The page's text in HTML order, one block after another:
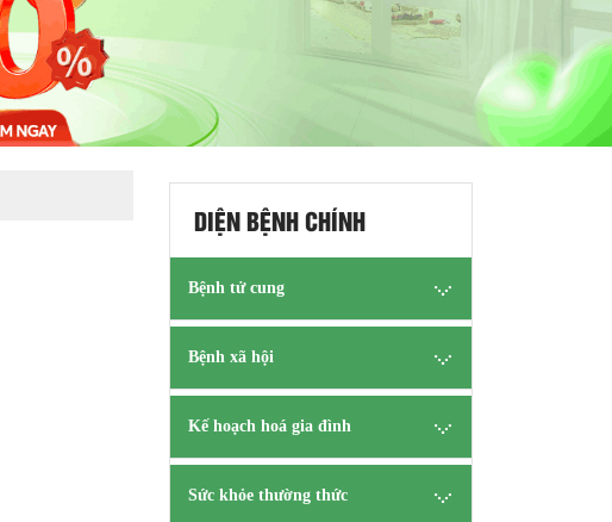
DIỆN BỆNH CHÍNH
Bệnh tử cung
Bệnh xã hội
Kế hoạch hoá gia đình
Sức khỏe thường thức